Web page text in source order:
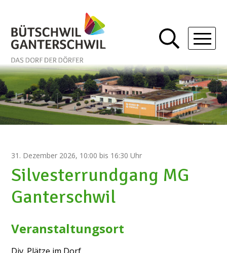
Navigieren in Bütschwil-
Silvesterrundgang MG
Ganterschwil
31. Dezember 2026, 10:00bis 16:30 Uhr
Veranstaltungsort